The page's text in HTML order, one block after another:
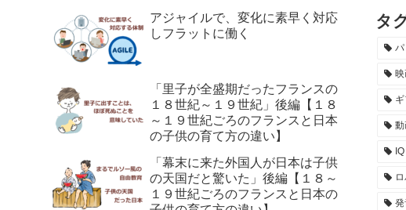
アジャイルで、変化に素早く対応
しフラットに働く
「里子が全盛期だったフランスの
１８世紀～１９世紀」後編【１８
～１９世紀ごろのフランスと日本
の子供の育て方の違い】
「幕末に来た外国人が日本は子供
の天国だと驚いた」後編【１８～
１９世紀ごろのフランスと日本の
タ
パ
IQ